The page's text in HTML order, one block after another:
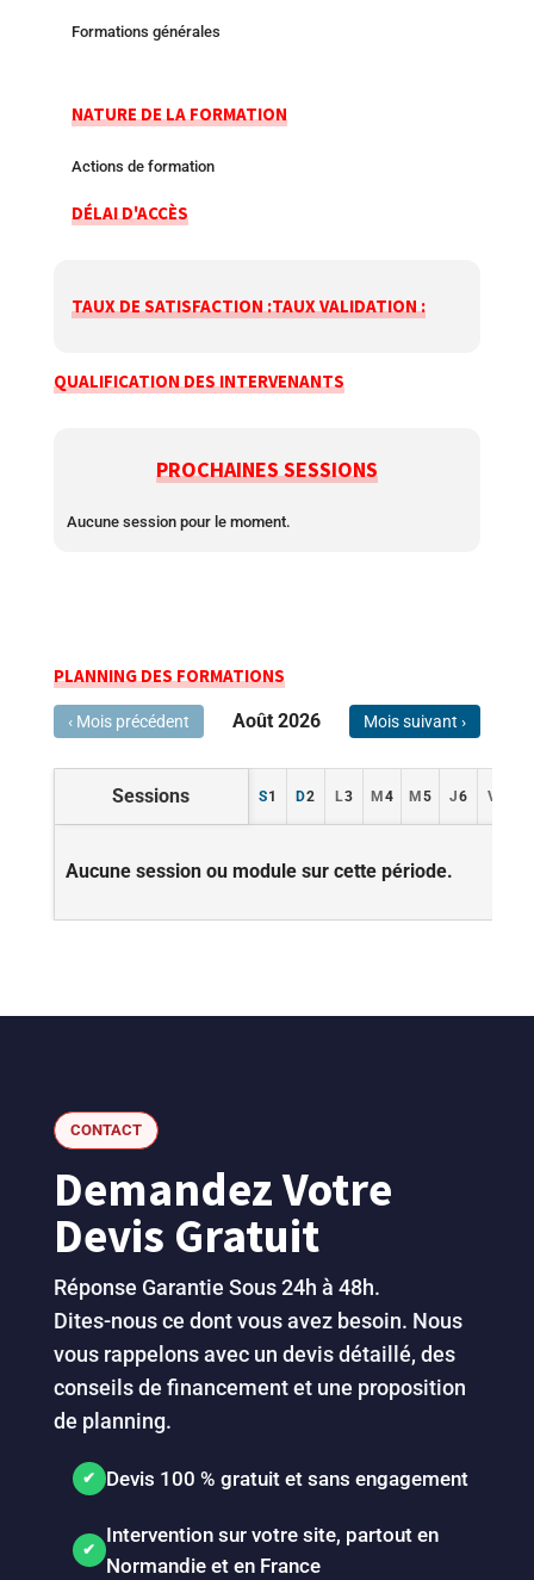
Formations générales
NATURE DE LA FORMATION
Actions de formation
DÉLAI D'ACCÈS
TAUX DE SATISFACTION :TAUX VALIDATION :
QUALIFICATION DES INTERVENANTS
PROCHAINES SESSIONS
Aucune session pour le moment.
PLANNING DES FORMATIONS
‹ Mois précédent Août 2026 Mois suivant ›
Sessions S1 D2 L3 M 4 M 5 J6 V
Aucune session ou module sur cette période.
CONTACT
Demandez Votre
Devis Gratuit
Réponse Garantie Sous 24h à 48h.
Dites-nous ce dont vous avez besoin. Nous
vous rappelons avec un devis détaillé, des
conseils de financement et une proposition
de planning.
Devis 100 % gratuit et sans engagement
Intervention sur votre site, partout en
Normandie et en France